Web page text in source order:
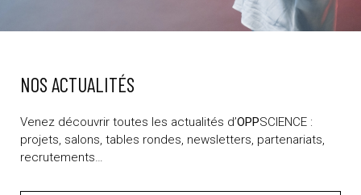
NOS ACTUALITÉS
Venez découvrir toutes les actualités d’OPPSCIENCE :
projets, salons, tables rondes, newsletters, partenariats,
recrutements…